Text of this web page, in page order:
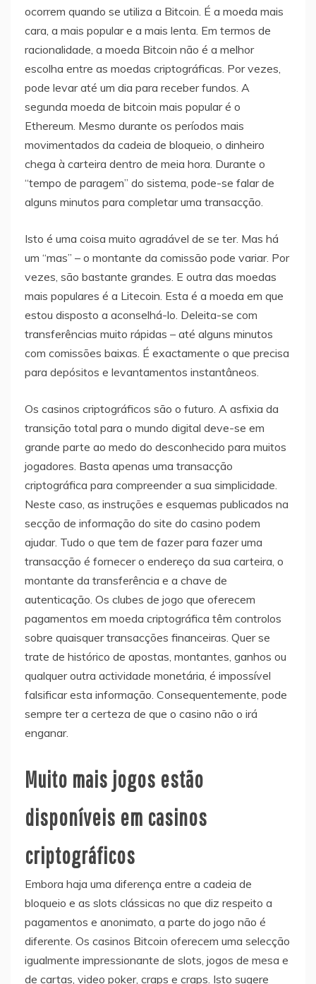
ocorrem quando se utiliza a Bitcoin. É a moeda mais
cara, a mais popular e a mais lenta. Em termos de
racionalidade, a moeda Bitcoin não é a melhor
escolha entre as moedas criptográficas. Por vezes,
pode levar até um dia para receber fundos. A
segunda moeda de bitcoin mais popular é o
Ethereum. Mesmo durante os períodos mais
movimentados da cadeia de bloqueio, o dinheiro
chega à carteira dentro de meia hora. Durante o
“tempo de paragem” do sistema, pode-se falar de
alguns minutos para completar uma transacção.
Isto é uma coisa muito agradável de se ter. Mas há
um “mas” – o montante da comissão pode variar. Por
vezes, são bastante grandes. E outra das moedas
mais populares é a Litecoin. Esta é a moeda em que
estou disposto a aconselhá-lo. Deleita-se com
transferências muito rápidas – até alguns minutos
com comissões baixas. É exactamente o que precisa
para depósitos e levantamentos instantâneos.
Os casinos criptográficos são o futuro. A asfixia da
transição total para o mundo digital deve-se em
grande parte ao medo do desconhecido para muitos
jogadores. Basta apenas uma transacção
criptográfica para compreender a sua simplicidade.
Neste caso, as instruções e esquemas publicados na
secção de informação do site do casino podem
ajudar. Tudo o que tem de fazer para fazer uma
transacção é fornecer o endereço da sua carteira, o
montante da transferência e a chave de
autenticação. Os clubes de jogo que oferecem
pagamentos em moeda criptográfica têm controlos
sobre quaisquer transacções financeiras. Quer se
trate de histórico de apostas, montantes, ganhos ou
qualquer outra actividade monetária, é impossível
falsificar esta informação. Consequentemente, pode
sempre ter a certeza de que o casino não o irá
enganar.
Muito mais jogos estão
disponíveis em casinos
criptográficos
Embora haja uma diferença entre a cadeia de
bloqueio e as slots clássicas no que diz respeito a
pagamentos e anonimato, a parte do jogo não é
diferente. Os casinos Bitcoin oferecem uma selecção
igualmente impressionante de slots, jogos de mesa e
de cartas, video poker, craps e craps. Isto sugere